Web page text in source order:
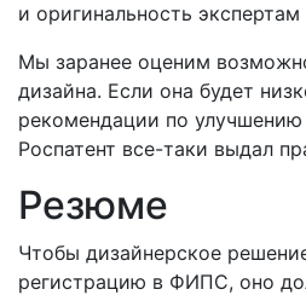
и оригинальность
Мы заранее оценим
дизайна. Если она будет
рекомендации по улучшению
Роспатент все-таки выдал
Резюме
Чтобы дизайнерское
регистрацию в ФИПС, оно